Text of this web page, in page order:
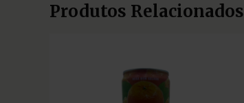
Produtos Relacionados